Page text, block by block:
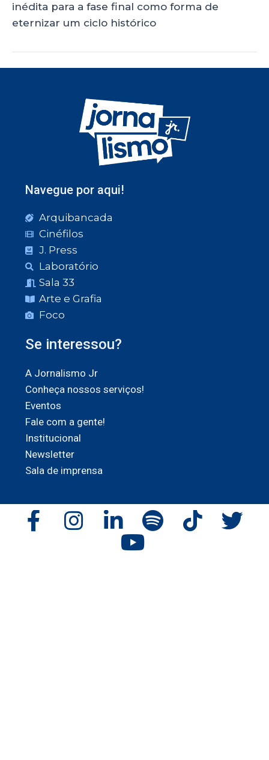
inédita para a fase final como forma de
eternizar um ciclo histórico
Navegue por aqui!
Arquibancada
Cinéfilos
J. Press
Laboratório
Sala 33
Arte e Grafia
Foco
Se interessou?
A Jornalismo Jr
Conheça nossos serviços!
Eventos
Fale com a gente!
Institucional
Newsletter
Sala de imprensa